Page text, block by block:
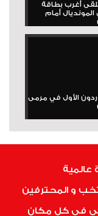
أغرب بطاقة
أمام
الأول في مرمى
عالمية
و المحترفين
فى كل مكان